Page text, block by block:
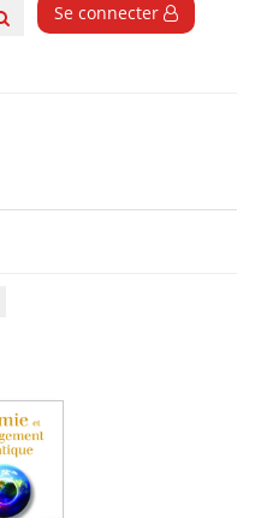
Se connecter